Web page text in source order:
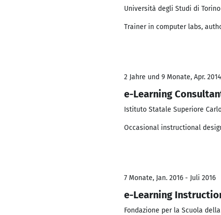
Università degli Studi di Torino
Trainer in computer labs,
2 Jahre und 9 Monate, Apr.
e-Learning
Istituto Statale Superiore
Occasional instructional
7 Monate, Jan. 2016 - Juli 2016
e-Learning
Fondazione per la Scuola